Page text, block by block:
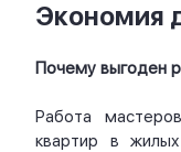
Экономия
Почему выгоден
Работа
квартир в